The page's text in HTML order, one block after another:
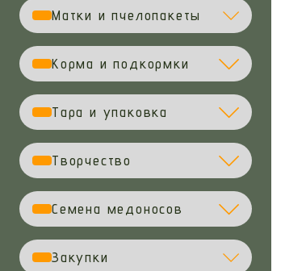
Матки и пчелопакеты
Корма и подкормки
Тара и упаковка
Творчество
Семена медоносов
Закупки